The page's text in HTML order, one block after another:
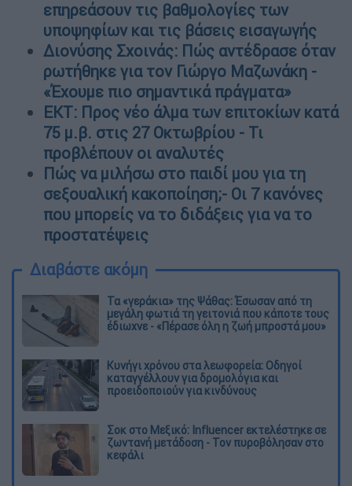
επηρεάσουν τις βαθμολογίες των
υποψηφίων και τις βάσεις εισαγωγής
Διονύσης Σχοινάς: Πώς αντέδρασε όταν
ρωτήθηκε για τον Γιώργο Μαζωνάκη -
«Έχουμε πιο σημαντικά πράγματα»
ΕΚΤ: Προς νέο άλμα των επιτοκίων κατά
75 μ.β. στις 27 Οκτωβρίου - Τι
προβλέπουν οι αναλυτές
Πώς να μιλήσω στο παιδί μου για τη
σεξουαλική κακοποίηση;- Οι 7 κανόνες
που μπορείς να το διδάξεις για να το
προστατέψεις
Διαβάστε ακόμη
Τα «γεράκια» της Ψάθας: Έσωσαν από τη
μεγάλη φωτιά τη γειτονιά που κάποτε τους
έδιωχνε - «Πέρασε όλη η ζωή μπροστά μου»
Κυνήγι χρόνου στα λεωφορεία: Οδηγοί
καταγγέλλουν για δρομολόγια και
προειδοποιούν για κινδύνους
Σοκ στο Μεξικό: Influencer εκτελέστηκε σε
ζωντανή μετάδοση - Τον πυροβόλησαν στο
κεφάλι